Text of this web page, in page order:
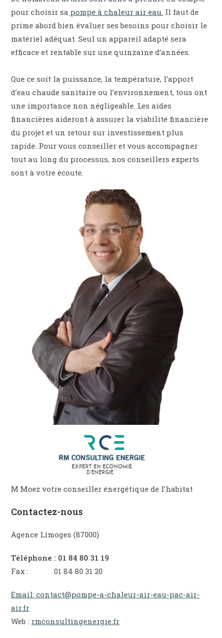
pour choisir sa pompe à chaleur air eau. Il faut de
prime abord bien évaluer ses besoins pour choisir le
matériel adéquat. Seul un appareil adapté sera
efficace et rentable sur une quinzaine d’années.
Que ce soit la puissance, la température, l’apport
d’eau chaude sanitaire ou l’environnement, tous ont
une importance non négligeable. Les aides
financières aideront à assurer la viabilité financière
du projet et un retour sur investissement plus
rapide. Pour vous conseiller et vous accompagner
tout au long du processus, nos conseillers experts
sont à votre écoute.
M Moez votre conseiller énergétique de l’habitat
Contactez-nous
Agence Limoges (87000)
Téléphone : 01 84 80 31 19
Fax : 01 84 80 31 20
Email: contact@pompe-a-chaleur-air-eau-pac-air-
air.fr
Web : rmconsultingenergie.fr